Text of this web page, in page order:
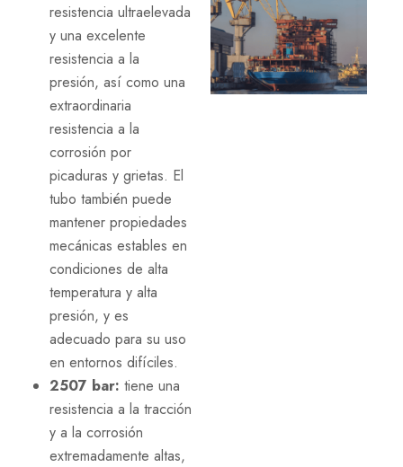
resistencia ultraelevada
y una excelente
resistencia a la
presión, así como una
extraordinaria
resistencia a la
corrosión por
picaduras y grietas. El
tubo también puede
mantener propiedades
mecánicas estables en
condiciones de alta
temperatura y alta
presión, y es
adecuado para su uso
en entornos difíciles.
2507 bar: tiene una
resistencia a la tracción
y a la corrosión
extremadamente altas,